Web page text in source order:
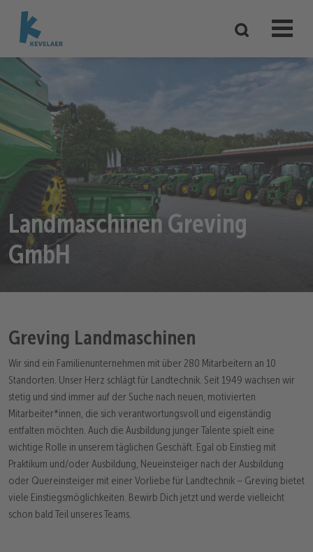
Landmaschinen Greving
GmbH
Greving Landmaschinen
Wir sind ein Familienunternehmen mit über 280 Mitarbeitern an 10
Standorten. Unser Herz schlägt für Landtechnik. Seit 1949 wachsen wir
stetig und sind immer auf der Suche nach neuen, motivierten
Mitarbeiter*innen, die sich verantwortungsvoll und eigenständig
entfalten möchten. Auch die Ausbildung junger Talente spielt eine
wichtige Rolle in unserem täglichen Geschäft. Egal ob Einstieg mit
Praktikum und/oder Ausbildung, Neueinsteiger nach der Ausbildung
oder Quereinsteiger mit einer Vorliebe für Landtechnik – Greving bietet
viele Einstiegsmöglichkeiten. Bewirb Dich jetzt und werde vielleicht
schon bald Teil unseres Teams.